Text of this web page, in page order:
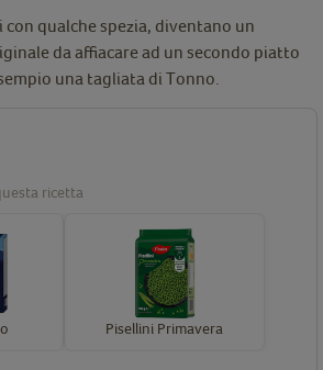
con qualche spezia, diventano un
da affiacare ad un secondo piatto
una tagliata di Tonno.
ricetta
Pisellini Primavera